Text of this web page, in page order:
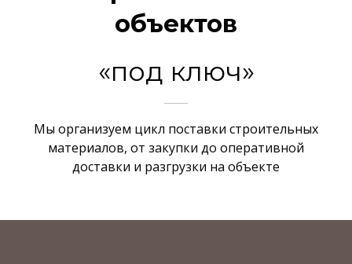
объектов
«под ключ»
Мы организуем цикл поставки строительных
материалов, от закупки до оперативной
доставки и разгрузки на объекте